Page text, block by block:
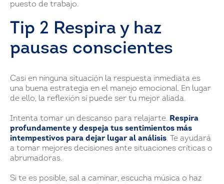
puesto de trabajo.
Tip 2 Respira y haz
pausas conscientes
Casi en ninguna situación la respuesta inmediata es
una buena estrategia en el manejo emocional. En lugar
de ello, la reflexión sí puede ser tu mejor aliada.
Intenta tomar un descanso para relajarte. Respira
profundamente y despeja tus sentimientos más
intempestivos para dejar lugar al análisis. Te ayudará
a tomar mejores decisiones ante situaciones críticas o
abrumadoras.
Si te es posible, sal a caminar, escucha música o haz